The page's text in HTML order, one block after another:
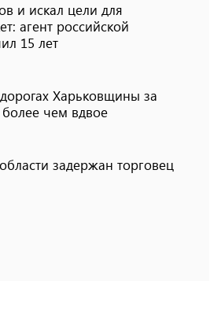
и искал цели для
агент российской
15 лет
Харьковщины за
чем вдвое
задержан торговец